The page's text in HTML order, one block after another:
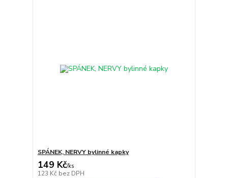
SPÁNEK, NERVY bylinné kapky
149 Kč/ks
123 Kč bez DPH